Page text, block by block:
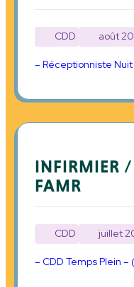
CDD août
– Réceptionniste Nuit
INFIRMIER
FAMR
CDD juillet
– CDD Temps Plein –